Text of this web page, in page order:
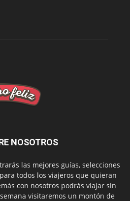
NOSOTROS
las mejores guías, selecciones
todos los viajeros que quieran
con nosotros podrás viajar sin
visitaremos un montón de